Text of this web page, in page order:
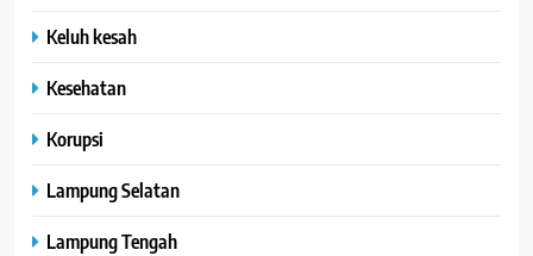
Keluh kesah
Kesehatan
Korupsi
Lampung Selatan
Lampung Tengah